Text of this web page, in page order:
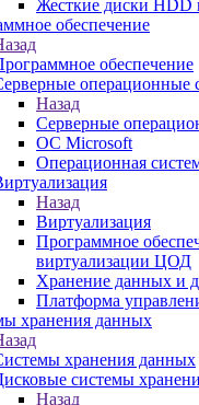
Жесткие диски HDD
обеспечение
обеспечение
операционные
Назад
Серверные
ОС Microsoft
Операционная
Назад
Виртуализация
Программное
виртуализации ЦОД
Хранение данных и
Платформа
хранения данных
хранения данных
системы
Назад